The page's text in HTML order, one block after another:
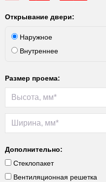
Открывание двери:
Наружное
Внутреннее
Размер проема:
Дополнительно:
Стеклопакет
Вентиляционная решетка